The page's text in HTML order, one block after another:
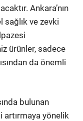
Ankara’nın
sağlık ve zevki
ürünler, sadece
da önemli
bulunan
artırmaya yönelik